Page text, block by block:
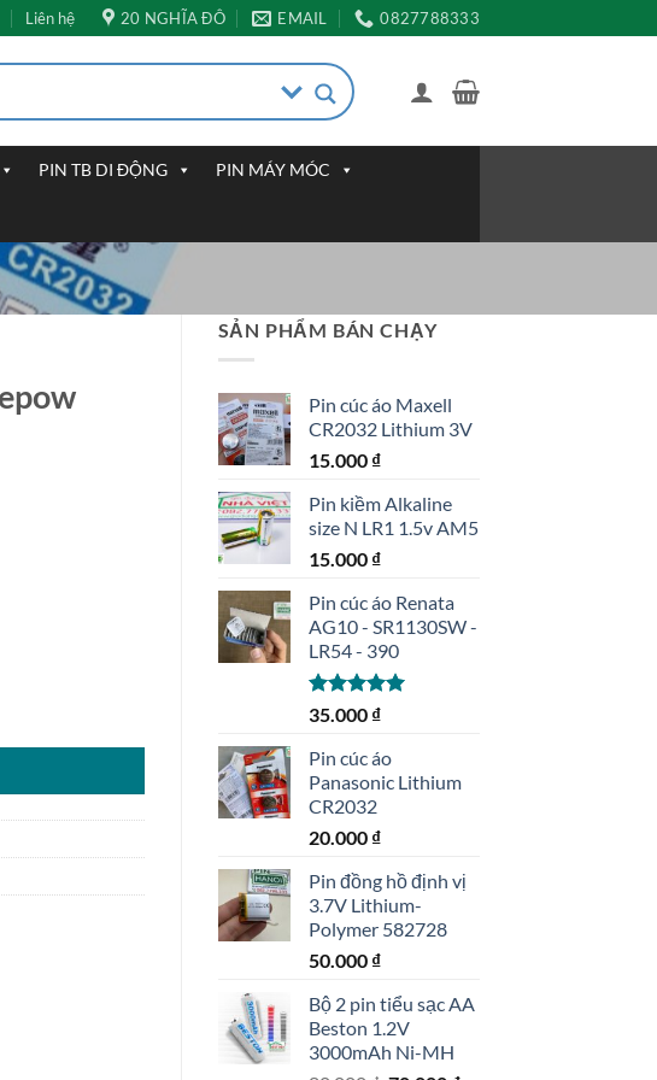
Liên hệ 20 NGHĨA ĐÔ EMAIL 0827788333
PIN TB DI ĐỘNG PIN MÁY MÓC
SẢN PHẨM BÁN CHẠY
Pin cúc áo Maxell
CR2032 Lithium 3V
15.000 ₫
Pin kiềm Alkaline
size N LR1 1.5v AM5
15.000 ₫
Pin cúc áo Renata
AG10 - SR1130SW -
LR54 - 390
Được xếp
5 sao
35.000 ₫
Pin cúc áo
Panasonic Lithium
CR2032
20.000 ₫
Pin đồng hồ định vị
3.7V Lithium-
Polymer 582728
50.000 ₫
Bộ 2 pin tiểu sạc AA
Beston 1.2V
3000mAh Ni-MH